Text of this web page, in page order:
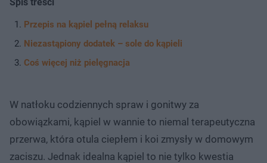
Przepis na kąpiel pełną relaksu
Niezastąpiony dodatek – sole do kąpieli
Coś więcej niż pielęgnacja
W natłoku codziennych spraw i gonitwy za
obowiązkami, kąpiel w wannie to niemal terapeutyczna
przerwa, która otula ciepłem i koi zmysły w domowym
zaciszu. Jednak idealna kąpiel to nie tylko kwestia